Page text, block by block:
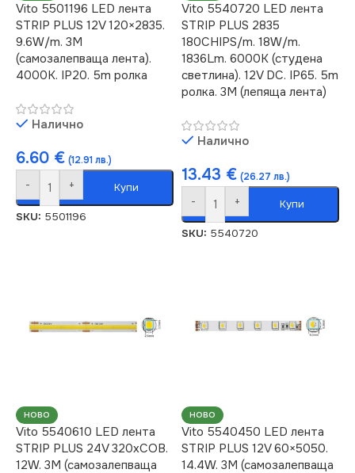
Vito 5501196 LED лента
STRIP PLUS 12V 120×2835.
9.6W/m. 3M
(самозалепваща лента).
4000K. IP20. 5m ролка
Налично
6.60 € (12.91 лв.)
- + Купи
SKU: 5501196
Vito 5540720 LED лента
STRIP PLUS 2835
180CHIPS/m. 18W/m.
1836Lm. 6000K (студена
светлина). 12V DC. IP65. 5m
ролка. 3M (лепяща лента)
Налично
13.43 € (26.27 лв.)
- + Купи
SKU: 5540720
НОВО
Vito 5540610 LED лента
STRIP PLUS 24V 320xCOB.
12W. 3M (самозалепваща
НОВО
Vito 5540450 LED лента
STRIP PLUS 12V 60×5050.
14.4W. 3M (самозалепваща